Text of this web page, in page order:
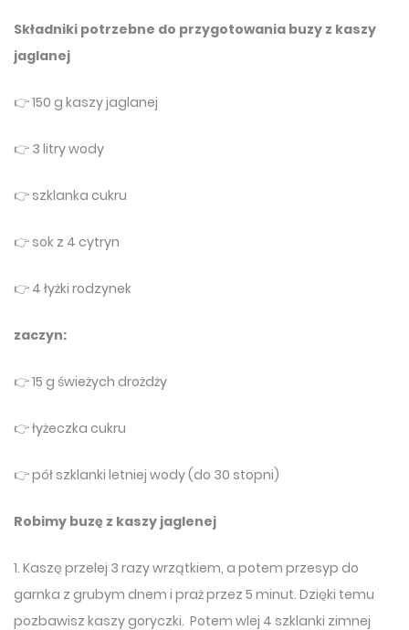
Składniki potrzebne do przygotowania buzy z kaszy
jaglanej
👉 150 g kaszy jaglanej
👉 3 litry wody
👉 szklanka cukru
👉 sok z 4 cytryn
👉 4 łyżki rodzynek
zaczyn:
👉 15 g świeżych drożdży
👉 łyżeczka cukru
👉 pół szklanki letniej wody (do 30 stopni)
Robimy buzę z kaszy jaglenej
1. Kaszę przelej 3 razy wrzątkiem, a potem przesyp do
garnka z grubym dnem i praż przez 5 minut. Dzięki temu
pozbawisz kaszy goryczki. Potem wlej 4 szklanki zimnej